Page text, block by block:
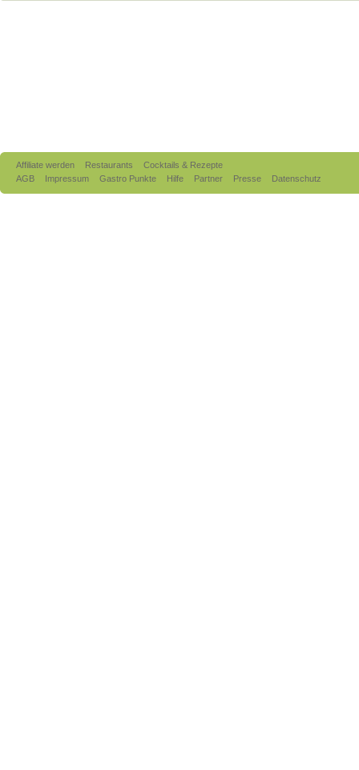
Affiliate werden Restaurants
Cocktails & Rezepte
AGB
Impressum Gastro Punkte Hilfe Partner Presse Datenschutz